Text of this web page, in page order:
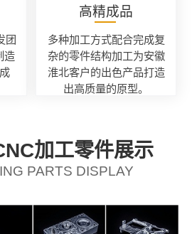
团
造
高精成品
多种加工方式配合完成复
杂的零件结构加工为安徽
淮北客户的出色产品打造
出高质量的原型。
加工零件展示
PARTS DISPLAY